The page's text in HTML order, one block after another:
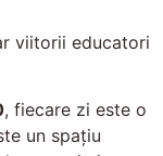
viitorii educatori
, fiecare zi este o
un spațiu